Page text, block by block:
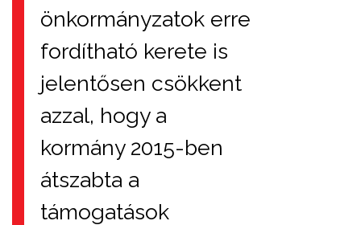
önkormányzatok erre
fordítható kerete is
jelentősen csökkent
azzal, hogy a
kormány 2015-ben
átszabta a
támogatások